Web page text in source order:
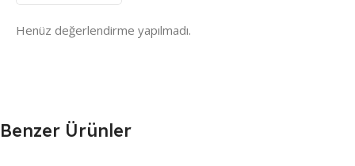
Henüz değerlendirme yapılmadı.
Benzer Ürünler